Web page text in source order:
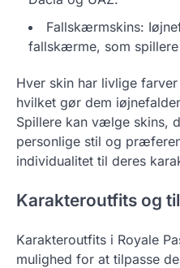
Fallskærmskins:
fallskærme, som
Hver skin har livlige
hvilket gør dem
Spillere kan vælge skins,
personlige stil og
individualitet til deres
Karakteroutfits og
Karakteroutfits i Royale
mulighed for at tilpasse